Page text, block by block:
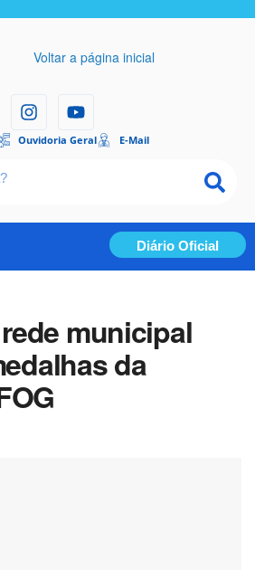
Ouvidoria Geral E-Mail
Diário Oficial
municipal
da